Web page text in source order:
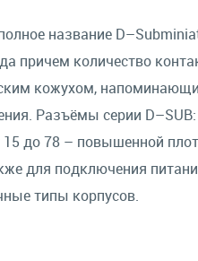
название
причем количество
кожухом,
Разъёмы серии
15 до 78 – повышенной
для подключения
типы корпусов.